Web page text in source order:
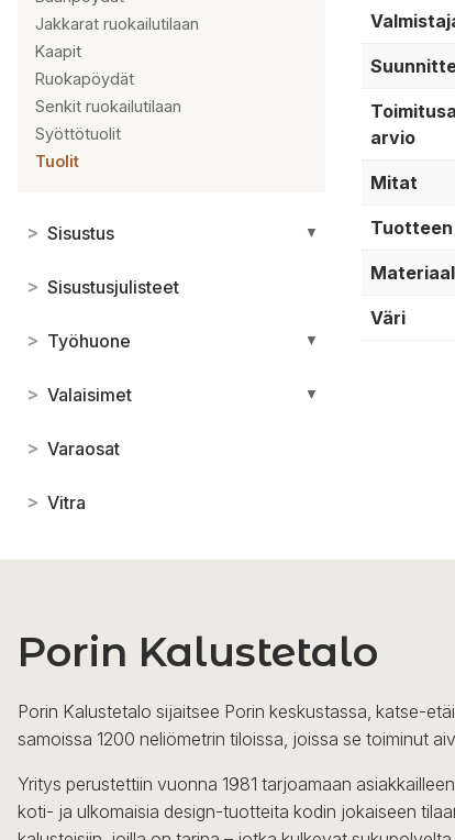
Jakkarat ruokailutilaan
Kaapit
Ruokapöydät
Senkit ruokailutilaan
Syöttötuolit
Tuolit
> Sisustus ▼
> Sisustusjulisteet
> Työhuone ▼
> Valaisimet ▼
> Varaosat
> Vitra
arvio
Mitat
Väri
Porin Kalustetalo
Porin Kalustetalo sijaitsee Porin keskustassa, katse-
samoissa 1200 neliömetrin tiloissa, joissa se toiminut
Yritys perustettiin vuonna 1981 tarjoamaan
koti- ja ulkomaisia design-tuotteita kodin jokaiseen